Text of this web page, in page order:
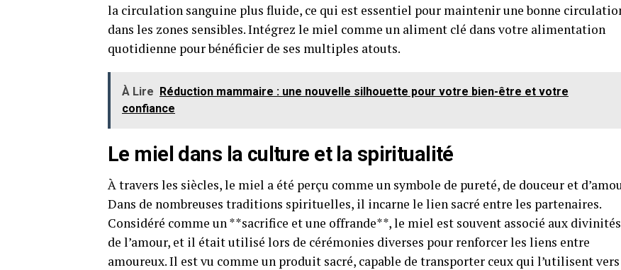
la circulation sanguine plus fluide, ce qui est essentiel pour maintenir une bonne
dans les zones sensibles. Intégrez le miel comme un aliment clé dans votre alimentation
quotidienne pour bénéficier de ses multiples atouts.
À Lire Réduction mammaire : une nouvelle silhouette pour votre bien-être et votre
confiance
Le miel dans la culture et la spiritualité
À travers les siècles, le miel a été perçu comme un symbole de pureté, de douceur et
Dans de nombreuses traditions spirituelles, il incarne le lien sacré entre les partenaires.
Considéré comme un **sacrifice et une offrande**, le miel est souvent associé aux divinités
de l’amour, et il était utilisé lors de cérémonies diverses pour renforcer les liens entre
amoureux. Il est vu comme un produit sacré, capable de transporter ceux qui l’utilisent vers